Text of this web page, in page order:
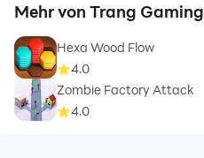
Mehr von Trang Gaming
Hexa Wood Flow
4.0
Zombie Factory Attack
4.0